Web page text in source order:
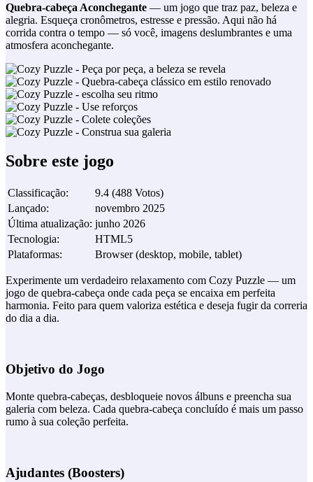
Quebra-cabeça Aconchegante — um jogo que traz paz, beleza e
alegria. Esqueça cronômetros, estresse e pressão. Aqui não há
corrida contra o tempo — só você, imagens deslumbrantes e uma
atmosfera aconchegante.
Sobre este jogo
Classificação: 9.4 (488 Votos)
Lançado:
novembro 2025
Última atualização: junho 2026
Tecnologia:
HTML5
Plataformas: Browser (desktop, mobile, tablet)
Experimente um verdadeiro relaxamento com Cozy Puzzle — um
jogo de quebra‑cabeça onde cada peça se encaixa em perfeita
harmonia. Feito para quem valoriza estética e deseja fugir da correria
do dia a dia.
Objetivo do Jogo
Monte quebra-cabeças, desbloqueie novos álbuns e preencha sua
galeria com beleza. Cada quebra-cabeça concluído é mais um passo
rumo à sua coleção perfeita.
Ajudantes (Boosters)